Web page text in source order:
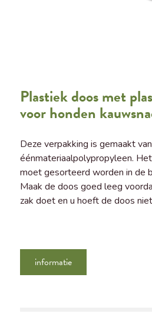
Plastiek doos met
voor honden
Deze verpakking is gemaakt van
éénmateriaalpolypropyleen.
moet gesorteerd worden in de
Maak de doos goed leeg
zak doet en u hoeft de doos
informatie